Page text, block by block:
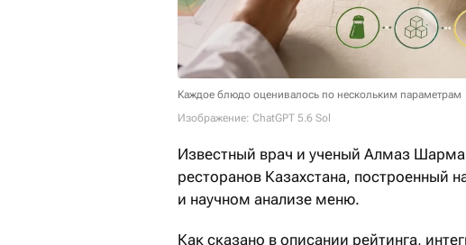
Каждое блюдо оценивалось по нескольким параметрам
Изображение: ChatGPT 5.6 Sol
Известный врач и ученый Алмаз
ресторанов Казахстана, построенный
и научном анализе меню.
Как сказано в описании рейтинга,